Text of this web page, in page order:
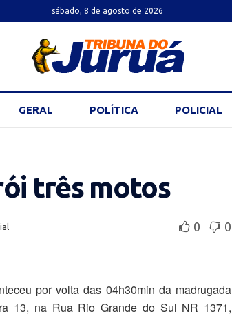
sábado, 8 de agosto de 2026
GERAL POLÍTICA POLICIAL
três motos
0 0
por volta das 04h30min da madrugada
13, na Rua Rio Grande do Sul NR 1371,